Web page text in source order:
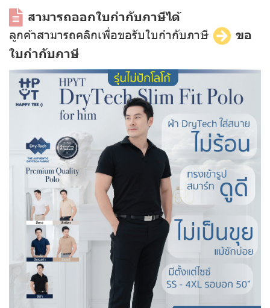
สามารถออกใบกำกับภาษีได้
ลูกค้าสามารถคลิกเพื่อขอรับใบกำกับภาษี
ขอ
ใบกำกับภาษี